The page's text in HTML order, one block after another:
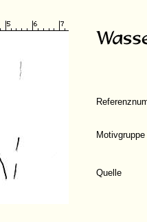
Motivgruppe
Quelle